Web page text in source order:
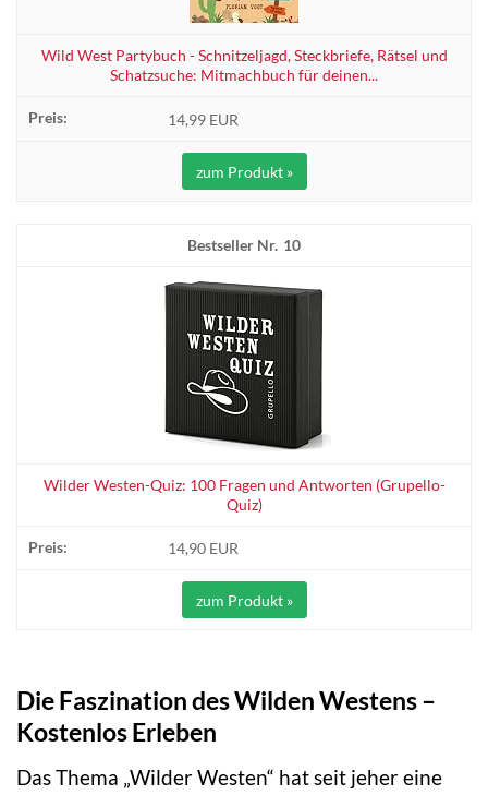
Wild West Partybuch - Schnitzeljagd, Steckbriefe, Rätsel und
Schatzsuche: Mitmachbuch für deinen...
14,99 EUR
zum Produkt »
10
Wilder Westen-Quiz: 100 Fragen und Antworten (Grupello-
Quiz)
14,90 EUR
zum Produkt »
Die Faszination des Wilden Westens –
Kostenlos Erleben
Das Thema „Wilder Westen“ hat seit jeher eine